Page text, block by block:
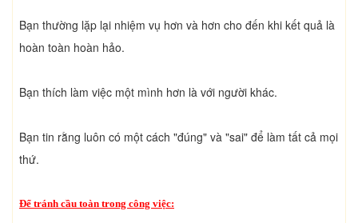
Bạn thường lặp lại nhiệm vụ hơn và hơn cho đến khi kết quả là
hoàn toàn hoàn hảo.
Bạn thích làm việc một mình hơn là với người khác.
Bạn tin rằng luôn có một cách "đúng" và "sai" để làm tất cả mọi
thứ.
Để tránh cầu toàn trong công việc: